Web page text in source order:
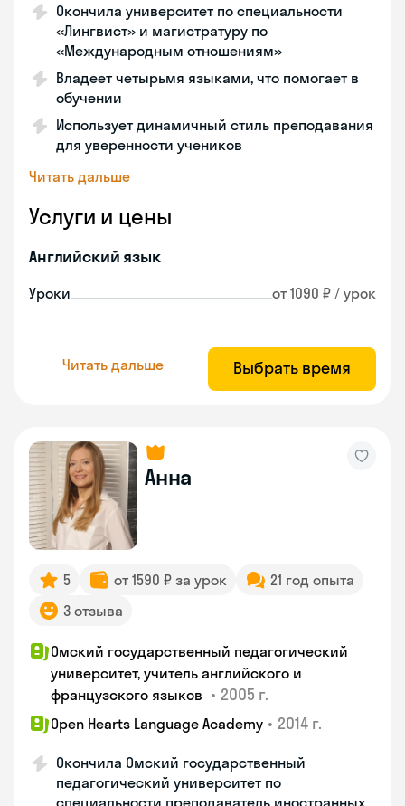
Окончила университет по специальности
«Лингвист» и магистратуру по
«Международным отношениям»
Владеет четырьмя языками, что помогает в
обучении
Использует динамичный стиль преподавания
для уверенности учеников
Читать дальше
Услуги и цены
Английский язык
Уроки от 1090 ₽ / урок
Читать дальше Выбрать время
Анна
5 от 1590 ₽ за урок
21 год опыта
3 отзыва
Омский государственный педагогический
университет, учитель английского и
французского языков • 2005 г.
Open Hearts Language Academy • 2014 г.
Окончила Омский государственный
педагогический университет по
специальности преподаватель иностранных